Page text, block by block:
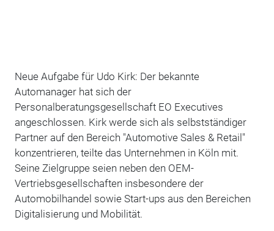
Neue Aufgabe für Udo Kirk: Der bekannte
Automanager hat sich der
Personalberatungsgesellschaft EO Executives
angeschlossen. Kirk werde sich als selbstständiger
Partner auf den Bereich "Automotive Sales & Retail"
konzentrieren, teilte das Unternehmen in Köln mit.
Seine Zielgruppe seien neben den OEM-
Vertriebsgesellschaften insbesondere der
Automobilhandel sowie Start-ups aus den Bereichen
Digitalisierung und Mobilität.